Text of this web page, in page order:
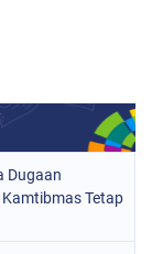
Dugaan
Tetap